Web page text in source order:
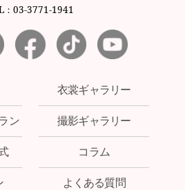
：03-3771-1941
ン
衣裳ギャラリー
撮影ギャラリー
コラム
よくある質問